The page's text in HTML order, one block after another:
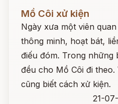
Đọc ngay
Mồ Côi xử kiện
Ngày xưa một viên
thông minh, hoạt bát,
điếu đóm. Trong những
đều cho Mồ Côi đi
cũng biết cách xử kiện.
21-